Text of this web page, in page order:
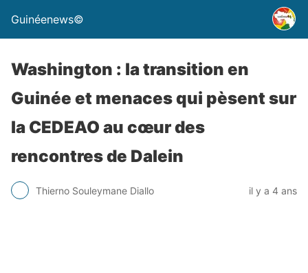
Guinéenews©
Washington : la transition en
Guinée et menaces qui pèsent sur
la CEDEAO au cœur des
rencontres de Dalein
Thierno Souleymane Diallo il y a 4 ans